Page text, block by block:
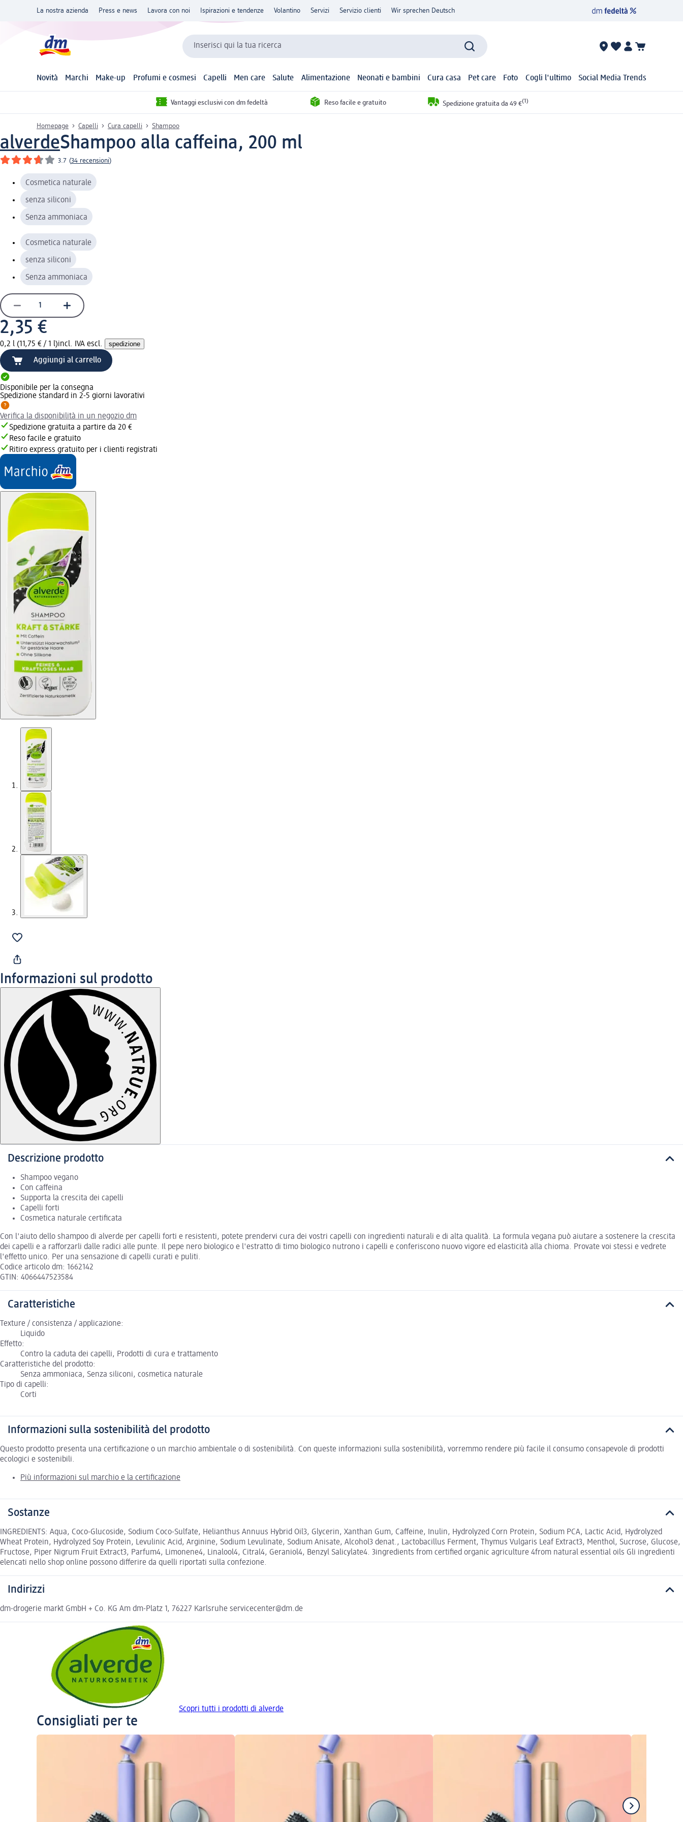
La nostra azienda Press e news Lavora con noi Ispirazioni e tendenze Volantino Servizi Servizio clienti Wir sprechen Deutsch
Inserisci qui la tua ricerca
Novità Marchi Make-up Profumi e cosmesi Capelli Men care Salute Alimentazione Neonati e bambini Cura casa Pet care Foto Cogli l'ultimo Social Media Trends
Vantaggi esclusivi con dm fedeltà Reso facile e gratuito Spedizione gratuita da 49 €(1)
Homepage Capelli Cura capelli Shampoo
alverdeShampoo alla caffeina, 200 ml
3.7 (34 recensioni)
Cosmetica naturale
senza siliconi
Senza ammoniaca
Cosmetica naturale
senza siliconi
Senza ammoniaca
2,35 €
0,2 l (11,75 € / 1 l)incl. IVA escl. spedizione
Aggiungi al carrello
Disponibile per la consegna
Spedizione standard in 2-5 giorni lavorativi
Verifica la disponibilità in un negozio dm
Spedizione gratuita a partire da 20 €
Reso facile e gratuito
Ritiro express gratuito per i clienti registrati
Informazioni sul prodotto
Descrizione prodotto
Shampoo vegano
Con caffeina
Supporta la crescita dei capelli
Capelli forti
Cosmetica naturale certificata
Con l'aiuto dello shampoo di alverde per capelli forti e resistenti, potete prendervi cura dei vostri capelli con ingredienti naturali e di alta qualità. La formula vegana può aiutare a sostenere la crescita
dei capelli e a rafforzarli dalle radici alle punte. Il pepe nero biologico e l'estratto di timo biologico nutrono i capelli e conferiscono nuovo vigore ed elasticità alla chioma. Provate voi stessi e vedrete
l'effetto unico. Per una sensazione di capelli curati e puliti.
Codice articolo dm: 1662142
GTIN: 4066447523584
Caratteristiche
Texture / consistenza / applicazione:
Liquido
Effetto:
Contro la caduta dei capelli, Prodotti di cura e trattamento
Caratteristiche del prodotto:
Senza ammoniaca, Senza siliconi, cosmetica naturale
Tipo di capelli:
Corti
Informazioni sulla sostenibilità del prodotto
Questo prodotto presenta una certificazione o un marchio ambientale o di sostenibilità. Con queste informazioni sulla sostenibilità, vorremmo rendere più facile il consumo consapevole di prodotti
ecologici e sostenibili.
Più informazioni sul marchio e la certificazione
Sostanze
INGREDIENTS: Aqua, Coco-Glucoside, Sodium Coco-Sulfate, Helianthus Annuus Hybrid Oil3, Glycerin, Xanthan Gum, Caffeine, Inulin, Hydrolyzed Corn Protein, Sodium PCA, Lactic Acid, Hydrolyzed
Wheat Protein, Hydrolyzed Soy Protein, Levulinic Acid, Arginine, Sodium Levulinate, Sodium Anisate, Alcohol3 denat., Lactobacillus Ferment, Thymus Vulgaris Leaf Extract3, Menthol, Sucrose, Glucose,
Fructose, Piper Nigrum Fruit Extract3, Parfum4, Limonene4, Linalool4, Citral4, Geraniol4, Benzyl Salicylate4. 3ingredients from certified organic agriculture 4from natural essential oils Gli ingredienti
elencati nello shop online possono differire da quelli riportati sulla confezione.
Indirizzi
dm-drogerie markt GmbH + Co. KG Am dm-Platz 1, 76227 Karlsruhe servicecenter@dm.de
Scopri tutti i prodotti di alverde
Consigliati per te